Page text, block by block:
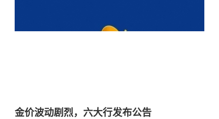
金价波动剧烈，六大行发布公告